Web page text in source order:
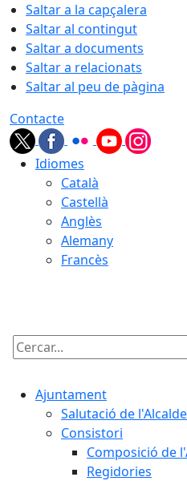
Saltar a la capçalera
Saltar al contingut
Saltar a documents
Saltar a relacionats
Saltar al peu de pàgina
Contacte
Idiomes
Català
Castellà
Anglès
Alemany
Francès
Cercar:
Ajuntament
Salutació de
Consistori
Composició de
Regidories